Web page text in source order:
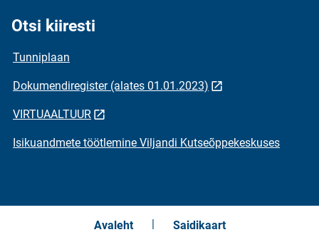
Otsi kiiresti
Tunniplaan
Dokumendiregister (alates 01.01.2023)
VIRTUAALTUUR
Isikuandmete töötlemine Viljandi Kutseõppekeskuses
Avaleht Saidikaart